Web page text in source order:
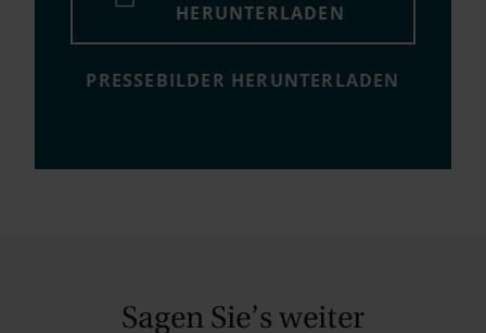
HERUNTERLADEN
PRESSEBILDER HERUNTERLADEN
Sagen Sie’s weiter